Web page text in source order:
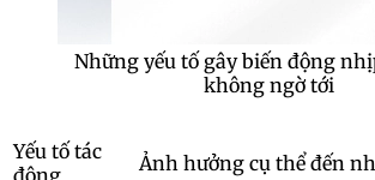
Những yếu tố gây biến động
không ngờ tới
Yếu tố tác
Ảnh hưởng cụ thể đến